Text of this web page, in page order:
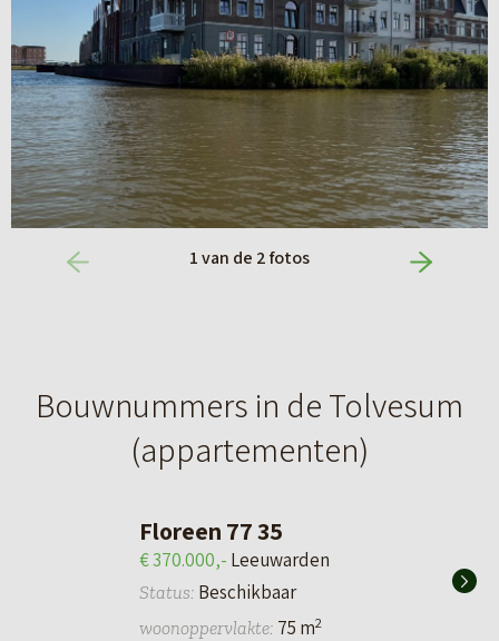
1van de 2fotos
Bouwnummers in de Tolvesum
(appartementen)
Floreen 77 35
€ 370.000,- Leeuwarden
Status: Beschikbaar
woonoppervlakte: 75 m2